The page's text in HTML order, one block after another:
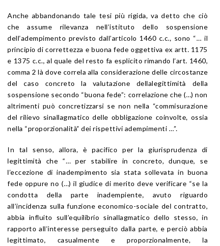
Anche abbandonando tale tesi più rigida, va detto che ciò
che assume rilevanza nell’istituto dello sospensione
dell’adempimento previsto dall’articolo 1460 c.c., sono “… il
principio di correttezza e buona fede oggettiva ex artt. 1175
e 1375 c.c., al quale del resto fa esplicito rimando l’art. 1460,
comma 2 là dove correla alla considerazione delle circostanze
del caso concreto la valutazione dellalegittimità della
sospensione secondo “buona fede”: correlazione che (…) non
altrimenti può concretizzarsi se non nella “commisurazione
del rilievo sinallagmatico delle obbligazione coinvolte, ossia
nella “proporzionalità” dei rispettivi adempimenti …”.
In tal senso, allora, è pacifico per la giurisprudenza di
legittimità che “… per stabilire in concreto, dunque, se
l’eccezione di inadempimento sia stata sollevata in buona
fede oppure no (…) il giudice di merito deve verificare “se la
condotta della parte inadempiente, avuto riguardo
all’incidenza sulla funzione economico-sociale del contratto,
abbia influito sull’equilibrio sinallagmatico dello stesso, in
rapporto all’interesse perseguito dalla parte, e perciò abbia
legittimato, casualmente e proporzionalmente, la